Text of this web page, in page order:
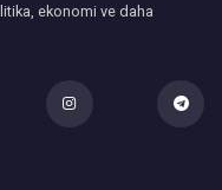
ekonomi ve daha